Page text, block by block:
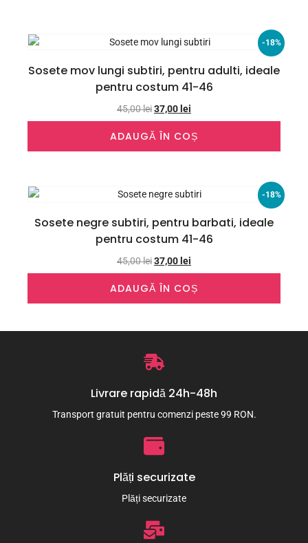
-18%
Sosete mov lungi subtiri, pentru adulti, ideale
pentru costum 41-46
45,00lei37,00 lei
ADAUGĂ ÎN COȘ
-18%
Sosete negre subtiri, pentru barbati, ideale
pentru costum 41-46
45,00lei37,00 lei
ADAUGĂ ÎN COȘ
Livrare rapidă 24h-48h
Transport gratuit pentru comenzi peste 99 RON.
Plăți securizate
Plăți securizate